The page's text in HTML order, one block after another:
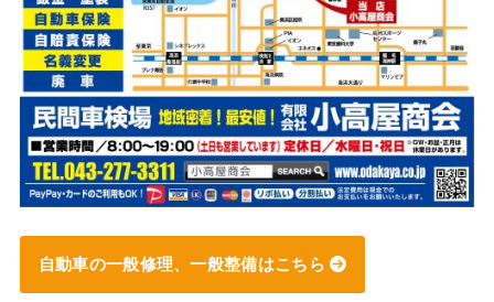
自動車の一般修理、一般整備はこちら